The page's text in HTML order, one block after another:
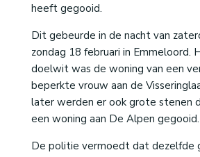
heeft gegooid.
Dit gebeurde in de nacht van
zondag 18 februari in Emmeloord.
doelwit was de woning van een
beperkte vrouw aan de
later werden er ook grote stenen
een woning aan De Alpen gegooid.
De politie vermoedt dat dezelfde